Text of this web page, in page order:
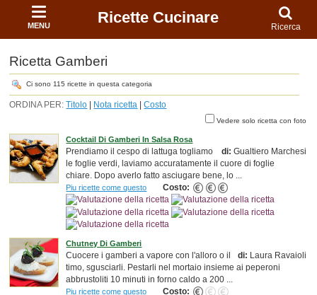
MENU Ricette Cucinare
Ricerca
Ricetta Gamberi
Ci sono 115 ricette in questa categoria
ORDINA PER: Titolo | Nota ricetta |Costo
Vedere solo ricetta con foto
Cocktail Di Gamberi In Salsa Rosa
di: Gualtiero Marchesi
Prendiamo il cespo di lattuga togliamo
le foglie verdi, laviamo accuratamente il cuore di foglie
chiare. Dopo averlo fatto asciugare bene, lo ...
Piu ricette come questo Costo:
Chutney Di Gamberi
di: Laura Ravaioli
Cuocere i gamberi a vapore con l'alloro o il
timo, sgusciarli. Pestarli nel mortaio insieme ai peperoni
abbrustoliti 10 minuti in forno caldo a 200 ...
Piu ricette come questo Costo: